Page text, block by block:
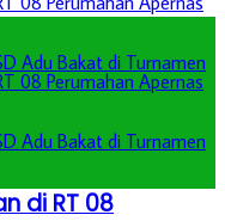
di RT 08